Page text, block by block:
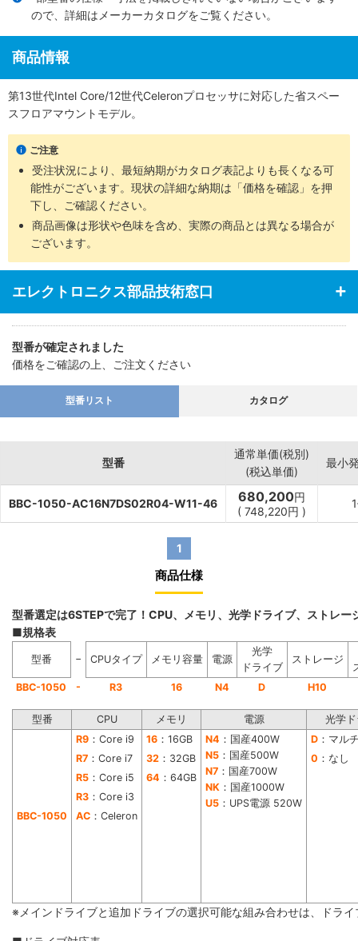
ので、詳細は メーカーカタログをご覧ください。
商品情報
第13世代Intel Core/12世代Celeronプロセッサに対応した省スペー
スフロアマウントモデル。
ご注意
受注状況により、最短納期がカタログ表記よりも長くなる可
能性がございます。現状の詳細な納期は「価格を確認」を押
下し、ご確認ください。
商品画像は形状や色味を含め、実際の商品とは異なる場合が
ございます。
エレクトロニクス部品技術窓口
型番が確定されました
価格をご確認の上、ご注文ください
型番リスト カタログ
型番
通常単価(税別)
(税込単価)
最小
BBC-1050-AC16N7DS02R04-W11-46 680,200円
( 748,220円 )
1
商品仕様
型番選定は6STEPで完了！CPU、メモリ、光学ドライブ、ストレ
■規格表
型番 − CPUタイプ メモリ容量 電源
光学
ドライブ
ストレージ
BBC-1050
- R3 16 N4 D H10
型番 CPU メモリ 電源 光学
BBC-1050
R9 ：Core i9 16 ：16GB N4 ：国産400W
N5 ：国産500W
N7 ：国産700W
NK ：国産1000W
U5 ：UPS電源 520W
D ：マル
R7 ：Core i7 32 ：32GB 0 ：なし
R5 ：Core i5 64 ：64GB
R3 ：Core i3
AC ：Celeron
※メインドライブと追加ドライブの選択可能な組み合わせは、ドラ